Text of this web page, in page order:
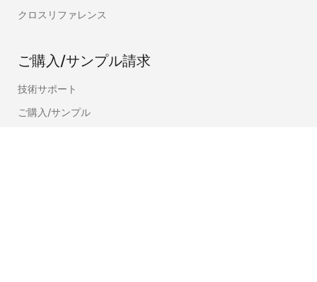
クロスリファレンス
ご購入/サンプル請求
技術サポート
ご購入/サンプル